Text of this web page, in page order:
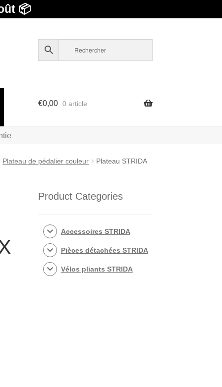
📦
€0,00 0 article
Plateau de pédalier couleur Plateau STRIDA
Product Categories
Accessoires STRIDA
Pièces détachées STRIDA
Vélos pliants STRIDA